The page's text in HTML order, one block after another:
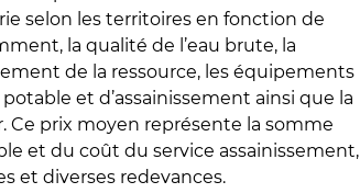
selon les territoires en fonction de
la qualité de l’eau brute, la
de la ressource, les équipements
et d’assainissement ainsi que la
prix moyen représente la somme
et du coût du service assainissement,
et diverses redevances.